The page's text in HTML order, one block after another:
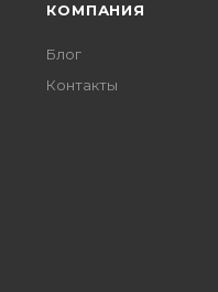
КОМПАНИЯ
Блог
Контакты